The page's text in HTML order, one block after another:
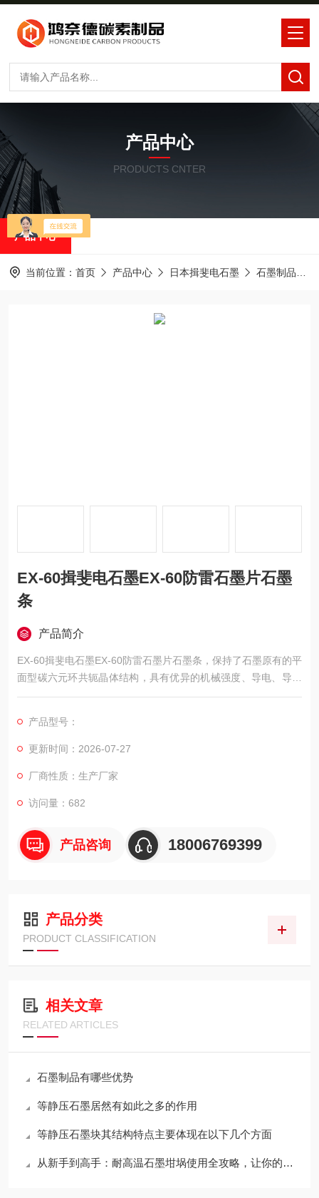
产品中心
PRODUCTS CNTER
产品中心
当前位置： 首页 产品中心 日本揖斐电石墨 石墨制品
EX-60揖斐电石墨EX-60防雷石墨片石墨
条
产品简介
EX-60揖斐电石墨EX-60防雷石墨片石墨条，保持了石墨原有的平
面型碳六元环共轭晶体结构，具有优异的机械强度、导电、导热
性能，以及良好的润滑、耐高温和抗腐蚀特性。
产品型号：
更新时间：2026-07-27
厂商性质：生产厂家
访问量：682
产品咨询 18006769399
产品分类
PRODUCT CLASSIFICATION
相关文章
RELATED ARTICLES
石墨制品有哪些优势
等静压石墨居然有如此之多的作用
等静压石墨块其结构特点主要体现在以下几个方面
从新手到高手：耐高温石墨坩埚使用全攻略，让你的工作更出色！